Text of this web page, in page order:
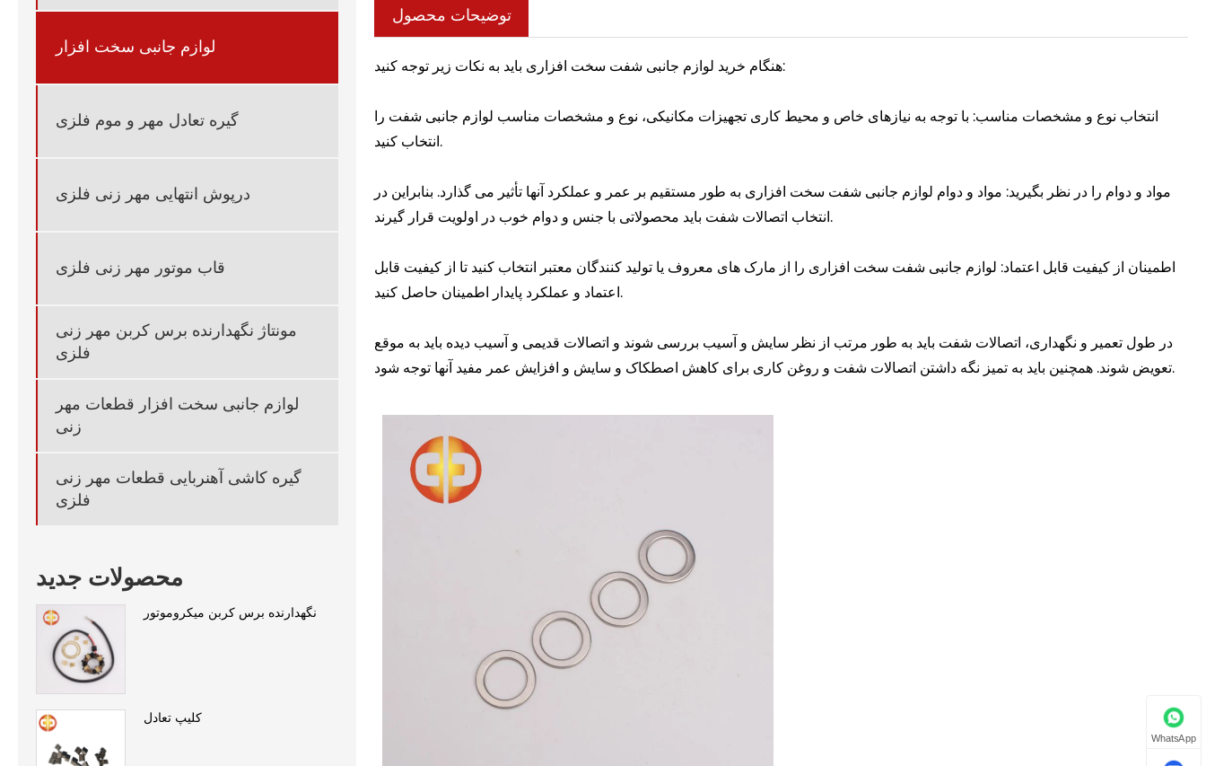
لوازم جانبی سخت افزار
گیره تعادل مهر و موم فلزی
درپوش انتهایی مهر زنی فلزی
قاب موتور مهر زنی فلزی
مونتاژ نگهدارنده برس کربن مهر زنی
فلزی
لوازم جانبی سخت افزار قطعات مهر
زنی
گیره کاشی آهنربایی قطعات مهر زنی
فلزی
محصولات جدید
نگهدارنده برس کربن میکروموتور
کلیپ تعادل
توضیحات محصول
هنگام خرید لوازم جانبی شفت سخت افزاری باید به نکات زیر توجه کنید:
انتخاب نوع و مشخصات مناسب: با توجه به نیازهای خاص و محیط کاری تجهیزات مکانیکی، نوع و مشخصات مناسب لوازم جانبی شفت را
انتخاب کنید.
مواد و دوام را در نظر بگیرید: مواد و دوام لوازم جانبی شفت سخت افزاری به طور مستقیم بر عمر و عملکرد آنها تأثیر می گذارد. بنابراین در
انتخاب اتصالات شفت باید محصولاتی با جنس و دوام خوب در اولویت قرار گیرند.
اطمینان از کیفیت قابل اعتماد: لوازم جانبی شفت سخت افزاری را از مارک های معروف یا تولید کنندگان معتبر انتخاب کنید تا از کیفیت قابل
اعتماد و عملکرد پایدار اطمینان حاصل کنید.
در طول تعمیر و نگهداری، اتصالات شفت باید به طور مرتب از نظر سایش و آسیب بررسی شوند و اتصالات قدیمی و آسیب دیده باید به موقع
تعویض شوند. همچنین باید به تمیز نگه داشتن اتصالات شفت و روغن کاری برای کاهش اصطکاک و سایش و افزایش عمر مفید آنها توجه شود.
WhatsApp